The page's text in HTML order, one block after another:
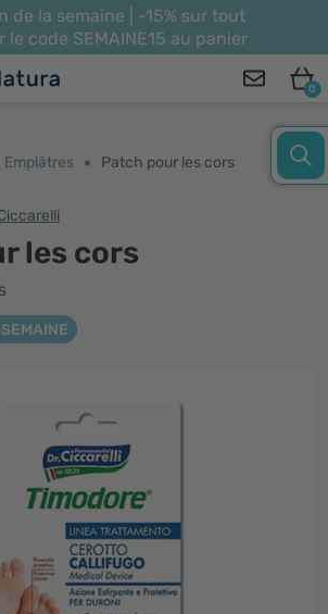
de la semaine | -15% sur tout
le code SEMAINE15 au panier
0
Emplâtres Patch pour les cors
les cors